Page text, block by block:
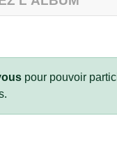
pour pouvoir